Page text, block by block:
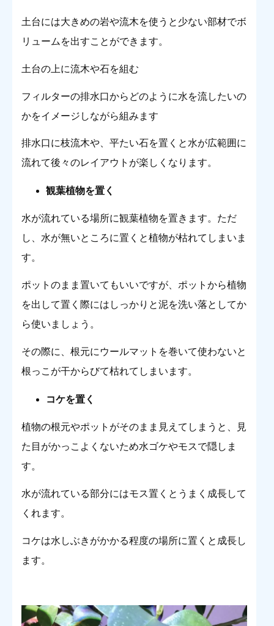
土台には大きめの岩や流木を使うと少ない部材でボ
リュームを出すことができます。
土台の上に流木や石を組む
フィルターの排水口からどのように水を流したいの
かをイメージしながら組みます
排水口に枝流木や、平たい石を置くと水が広範囲に
流れて後々のレイアウトが楽しくなります。
観葉植物を置く
水が流れている場所に観葉植物を置きます。ただ
し、水が無いところに置くと植物が枯れてしまいま
す。
ポットのまま置いてもいいですが、ポットから植物
を出して置く際にはしっかりと泥を洗い落としてか
ら使いましょう。
その際に、根元にウールマットを巻いて使わないと
根っこが干からびて枯れてしまいます。
コケを置く
植物の根元やポットがそのまま見えてしまうと、見
た目がかっこよくないため水ゴケやモスで隠しま
す。
水が流れている部分にはモス置くとうまく成長して
くれます。
コケは水しぶきがかかる程度の場所に置くと成長し
ます。